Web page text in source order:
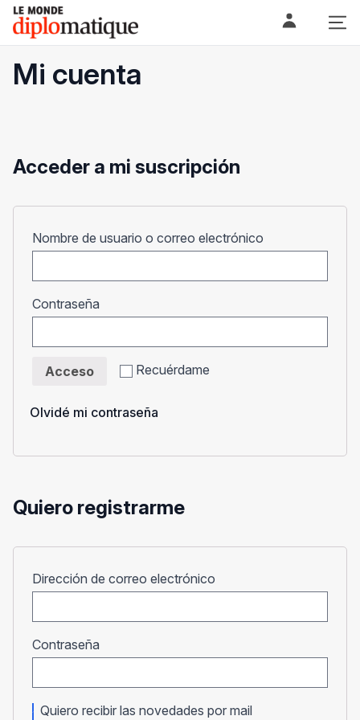
Skip
content
Le monde diplomatique
Mi cuenta
Acceder a mi suscripción
Nombre de usuario o correo electrónico
Contraseña
Recuérdame
Acceso
Olvidé mi contraseña
Quiero registrarme
Dirección de correo electrónico
Contraseña
Quiero recibir las novedades por mail